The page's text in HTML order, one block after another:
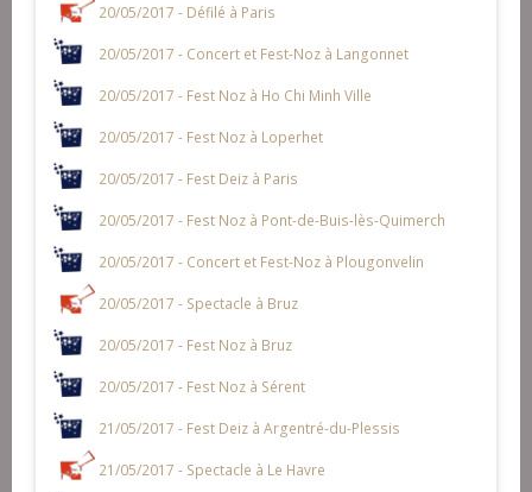
20/05/2017 - Défilé à Paris
20/05/2017 - Concert et Fest-Noz à Langonnet
20/05/2017 - Fest Noz à Ho Chi Minh Ville
20/05/2017 - Fest Noz à Loperhet
20/05/2017 - Fest Deiz à Paris
20/05/2017 - Fest Noz à Pont-de-Buis-lès-Quimerch
20/05/2017 - Concert et Fest-Noz à Plougonvelin
20/05/2017 - Spectacle à Bruz
20/05/2017 - Fest Noz à Bruz
20/05/2017 - Fest Noz à Sérent
21/05/2017 - Fest Deiz à Argentré-du-Plessis
21/05/2017 - Spectacle à Le Havre